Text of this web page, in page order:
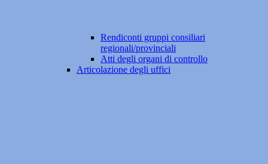
Rendiconti gruppi consiliari
regionali/provinciali
Atti degli organi di controllo
Articolazione degli uffici